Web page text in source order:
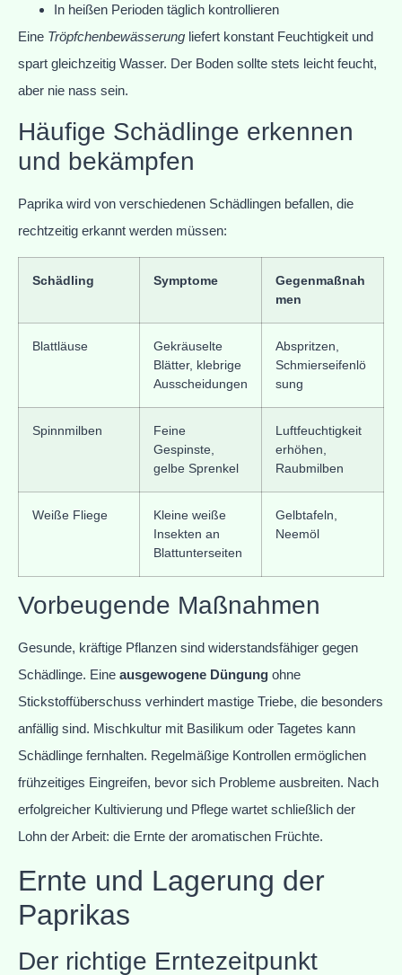
In heißen Perioden täglich kontrollieren
Eine Tröpfchenbewässerung liefert konstant Feuchtigkeit und
spart gleichzeitig Wasser. Der Boden sollte stets leicht feucht,
aber nie nass sein.
Häufige Schädlinge erkennen
und bekämpfen
Paprika wird von verschiedenen Schädlingen befallen, die
rechtzeitig erkannt werden müssen:
Schädling Symptome
Gegenmaßnah
men
Blattläuse
Gekräuselte
Blätter, klebrige
Ausscheidungen
Abspritzen,
Schmierseifenlö
sung
Spinnmilben
Feine
Gespinste,
gelbe Sprenkel
Luftfeuchtigkeit
erhöhen,
Raubmilben
Weiße Fliege
Kleine weiße
Insekten an
Blattunterseiten
Gelbtafeln,
Neemöl
Vorbeugende Maßnahmen
Gesunde, kräftige Pflanzen sind widerstandsfähiger gegen
Schädlinge. Eine ausgewogene Düngung ohne
Stickstoffüberschuss verhindert mastige Triebe, die besonders
anfällig sind. Mischkultur mit Basilikum oder Tagetes kann
Schädlinge fernhalten. Regelmäßige Kontrollen ermöglichen
frühzeitiges Eingreifen, bevor sich Probleme ausbreiten. Nach
erfolgreicher Kultivierung und Pflege wartet schließlich der
Lohn der Arbeit: die Ernte der aromatischen Früchte.
Ernte und Lagerung der
Paprikas
Der richtige Erntezeitpunkt